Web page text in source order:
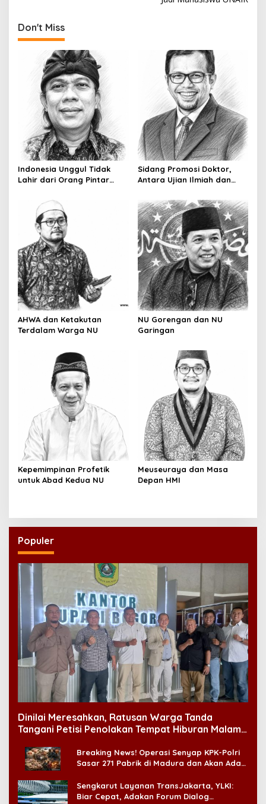
t
n
t
o
n
Don't Miss
Indonesia Unggul Tidak
Lahir dari Orang Pintar
Sidang Promosi Doktor,
Antara Ujian Ilmiah dan
AHWA dan Ketakutan
Terdalam Warga NU
NU Gorengan dan NU
Garingan
Kepemimpinan Profetik
untuk Abad Kedua NU
Meuseuraya dan Masa
Depan HMI
Populer
Dinilai Meresahkan, Ratusan Warga Tanda
Tangani Petisi Penolakan Tempat Hiburan Malam
Breaking News! Operasi Senyap KPK-Polri
Sasar 271 Pabrik di Madura dan Akan Ada
Sengkarut Layanan TransJakarta, YLKI:
Biar Cepat, Adakan Forum Dialog